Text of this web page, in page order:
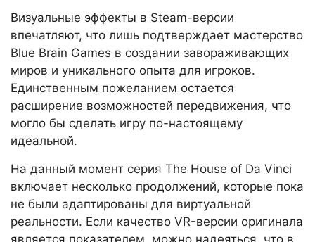
Визуальные эффекты в Steam-версии
впечатляют, что лишь подтверждает мастерство
Blue Brain Games в создании завораживающих
миров и уникального опыта для игроков.
Единственным пожеланием остается
расширение возможностей передвижения, что
могло бы сделать игру по-настоящему
идеальной.
На данный момент серия The House of Da Vinci
включает несколько продолжений, которые пока
не были адаптированы для виртуальной
реальности. Если качество VR-версии оригинала